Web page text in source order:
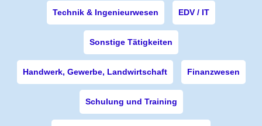
Technik & Ingenieurwesen EDV / IT
Sonstige Tätigkeiten
Handwerk, Gewerbe, Landwirtschaft Finanzwesen
Schulung und Training